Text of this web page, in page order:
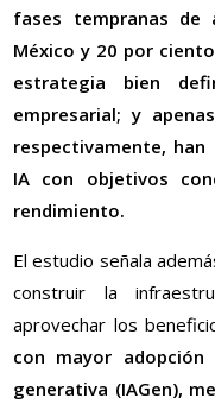
fases tempranas de
México y 20 por
estrategia bien
empresarial; y
respectivamente,
IA con objetivos
rendimiento.
El estudio señala
construir la
aprovechar los
con mayor
generativa (IAGen),